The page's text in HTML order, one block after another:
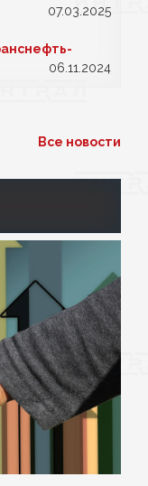
07.03.2025
06.11.2024
Все новости